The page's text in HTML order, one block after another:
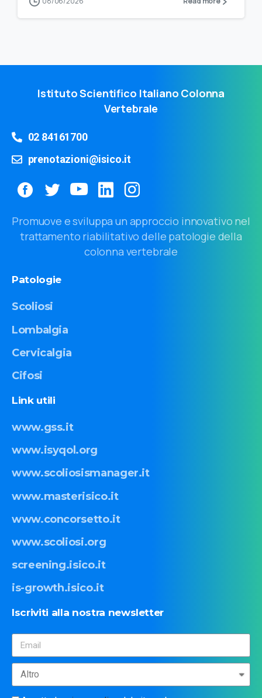
Istituto Scientifico Italiano Colonna
Vertebrale
02 84161700
prenotazioni@isico.it
Promuove e sviluppa un approccio innovativo nel
trattamento riabilitativo delle patologie della
colonna vertebrale
Patologie
Scoliosi
Lombalgia
Cervicalgia
Cifosi
Link utili
www.gss.it
www.isyqol.org
www.scoliosismanager.it
www.masterisico.it
www.concorsetto.it
www.scoliosi.org
screening.isico.it
is-growth.isico.it
Iscriviti alla nostra newsletter